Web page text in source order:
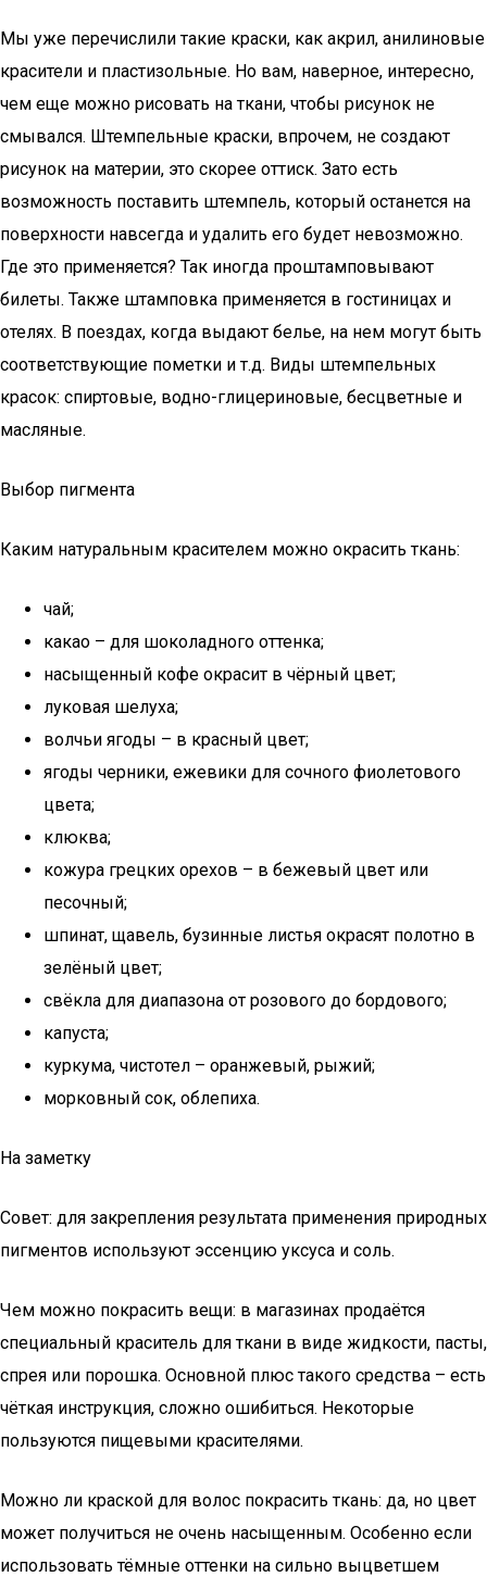
Мы уже перечислили такие краски, как акрил, анилиновые
красители и пластизольные. Но вам, наверное, интересно,
чем еще можно рисовать на ткани, чтобы рисунок не
смывался. Штемпельные краски, впрочем, не создают
рисунок на материи, это скорее оттиск. Зато есть
возможность поставить штемпель, который останется на
поверхности навсегда и удалить его будет невозможно.
Где это применяется? Так иногда проштамповывают
билеты. Также штамповка применяется в гостиницах и
отелях. В поездах, когда выдают белье, на нем могут быть
соответствующие пометки и т.д. Виды штемпельных
красок: спиртовые, водно-глицериновые, бесцветные и
масляные.
Выбор пигмента
Каким натуральным красителем можно окрасить ткань:
чай;
какао – для шоколадного оттенка;
насыщенный кофе окрасит в чёрный цвет;
луковая шелуха;
волчьи ягоды – в красный цвет;
ягоды черники, ежевики для сочного фиолетового
цвета;
клюква;
кожура грецких орехов – в бежевый цвет или
песочный;
шпинат, щавель, бузинные листья окрасят полотно в
зелёный цвет;
свёкла для диапазона от розового до бордового;
капуста;
куркума, чистотел – оранжевый, рыжий;
морковный сок, облепиха.
На заметку
Совет: для закрепления результата применения природных
пигментов используют эссенцию уксуса и соль.
Чем можно покрасить вещи: в магазинах продаётся
специальный краситель для ткани в виде жидкости, пасты,
спрея или порошка. Основной плюс такого средства – есть
чёткая инструкция, сложно ошибиться. Некоторые
пользуются пищевыми красителями.
Можно ли краской для волос покрасить ткань: да, но цвет
может получиться не очень насыщенным. Особенно если
использовать тёмные оттенки на сильно выцветшем